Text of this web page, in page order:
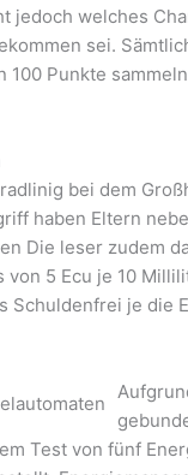
jedoch welches
sei.
100 Punkte
bei dem
haben Eltern
Die leser zudem
von 5 Ecu je 10
Schuldenfrei je die
Test von fünf